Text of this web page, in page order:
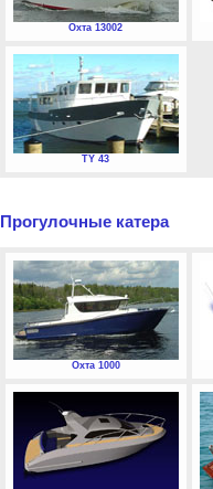
Охта 13002
TY 43
Прогулочные катера
Охта 1000